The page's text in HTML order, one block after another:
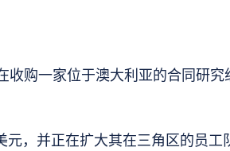
购一家位于澳大利亚的合同研究
，并正在扩大其在三角区的员工